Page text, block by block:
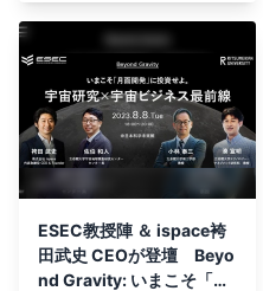
（水）に開催
ESEC教授陣 ＆ ispace袴
田武史 CEOが登壇 Beyo
nd Gravity: いまこそ「月